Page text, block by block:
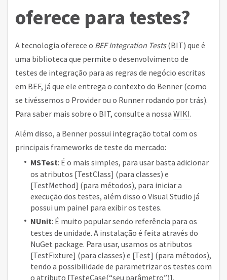
oferece para testes?
A tecnologia oferece o BEF Integration Tests(BIT) que é
uma biblioteca que permite o desenvolvimento de
testes de integração para as regras de negócio escritas
em BEF, já que ele entrega o contexto do Benner (como
se tivéssemos o Provider ou o Runner rodando por trás).
Para saber mais sobre o BIT, consulte a nossa WIKI.
Além disso, a Benner possui integração total com os
principais frameworks de teste do mercado:
MSTest: É o mais simples, para usar basta adicionar
os atributos [TestClass] (para classes) e
[TestMethod] (para métodos), para iniciar a
execução dos testes, além disso o Visual Studio já
possui um painel para exibir os testes.
NUnit: É muito popular sendo referência para os
testes de unidade. A instalação é feita através do
NuGet package. Para usar, usamos os atributos
[TestFixture] (para classes) e [Test] (para métodos),
tendo a possibilidade de parametrizar os testes com
o atributo [TesteCase(“seu parâmetro”)].